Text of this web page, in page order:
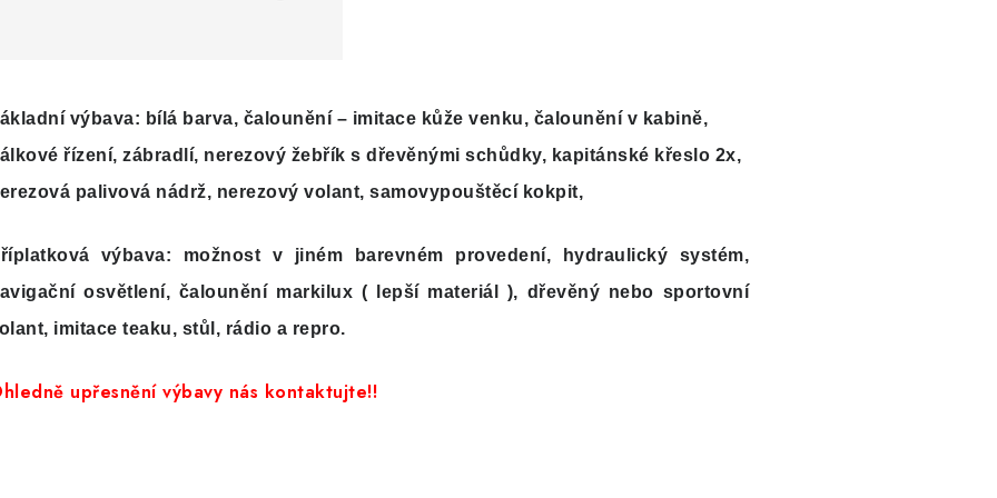
výbava: bílá barva, čalounění – imitace kůže venku, čalounění v kabině,
řízení, zábradlí, nerezový žebřík s dřevěnými schůdky, kapitánské křeslo 2x,
palivová nádrž, nerezový volant, samovypouštěcí kokpit,
výbava: možnost v jiném barevném provedení, hydraulický systém,
osvětlení, čalounění markilux ( lepší materiál ), dřevěný nebo sportovní
imitace teaku, stůl, rádio a repro.
upřesnění výbavy nás kontaktujte!!